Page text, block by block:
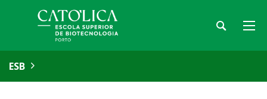
ESB